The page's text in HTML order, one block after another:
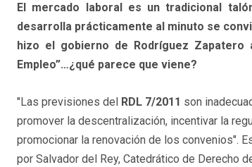
El mercado laboral es un tradicional
desarrolla prácticamente al minuto se
hizo el gobierno de Rodríguez
Empleo”…¿qué parece que viene?
"Las previsiones del RDL 7/2011 son
promover la descentralización, incentivar la
promocionar la renovación de los convenios".
por Salvador del Rey, Catedrático de Derecho